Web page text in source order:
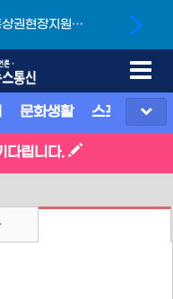
권현장지원단’
문화생활 스포츠 지
다립니다.